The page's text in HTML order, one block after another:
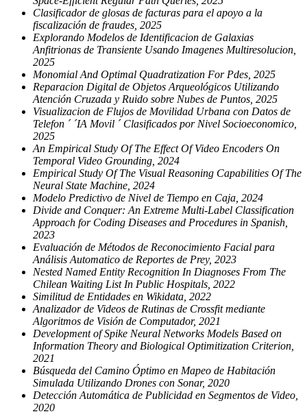
Clasificador de glosas de facturas para el apoyo a la
fiscalización de fraudes, 2025
Explorando Modelos de Identificacion de Galaxias
Anfitrionas de Transiente Usando Imagenes Multiresolucion,
2025
Monomial And Optimal Quadratization For Pdes, 2025
Reparacion Digital de Objetos Arqueológicos Utilizando
Atención Cruzada y Ruido sobre Nubes de Puntos, 2025
Visualizacion de Flujos de Movilidad Urbana con Datos de
Telefon ´ ´IA Movil ´ Clasificados por Nivel Socioeconomico,
2025
An Empirical Study Of The Effect Of Video Encoders On
Temporal Video Grounding, 2024
Empirical Study Of The Visual Reasoning Capabilities Of The
Neural State Machine, 2024
Modelo Predictivo de Nivel de Tiempo en Caja, 2024
Divide and Conquer: An Extreme Multi-Label Classification
Approach for Coding Diseases and Procedures in Spanish,
2023
Evaluación de Métodos de Reconocimiento Facial para
Análisis Automatico de Reportes de Prey, 2023
Nested Named Entity Recognition In Diagnoses From The
Chilean Waiting List In Public Hospitals, 2022
Similitud de Entidades en Wikidata, 2022
Analizador de Videos de Rutinas de Crossfit mediante
Algoritmos de Visión de Computador, 2021
Development of Spike Neural Networks Models Based on
Information Theory and Biological Optimitization Criterion,
2021
Búsqueda del Camino Óptimo en Mapeo de Habitación
Simulada Utilizando Drones con Sonar, 2020
Detección Automática de Publicidad en Segmentos de Video,
2020